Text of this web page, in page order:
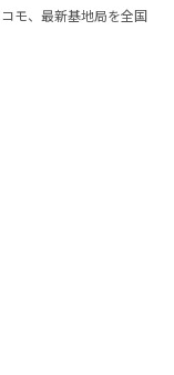
モ、最新基地局を全国